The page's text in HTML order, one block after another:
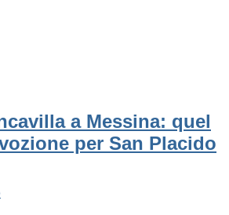
a Messina: quel
per San Placido